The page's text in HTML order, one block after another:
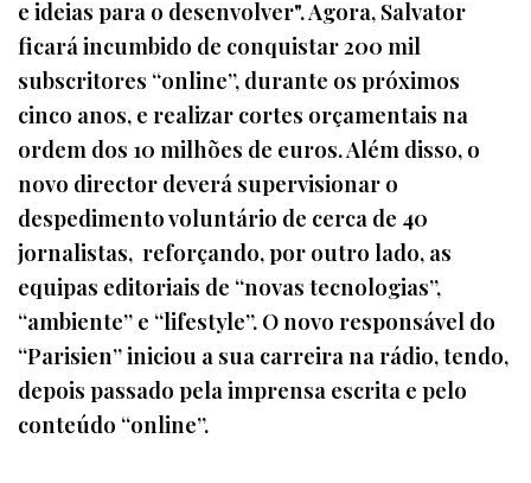
e ideias para o desenvolver". Agora, Salvator
ficará incumbido de conquistar 200 mil
subscritores “online”, durante os próximos
cinco anos, e realizar cortes orçamentais na
ordem dos 10 milhões de euros. Além disso, o
novo director deverá supervisionar o
despedimento voluntário de cerca de 40
jornalistas, reforçando, por outro lado, as
equipas editoriais de “novas tecnologias”,
“ambiente” e “lifestyle”. O novo responsável do
“Parisien” iniciou a sua carreira na rádio, tendo,
depois passado pela imprensa escrita e pelo
conteúdo “online”.